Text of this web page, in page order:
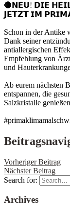
🔴𝗡𝗘𝗨! 𝗗𝗜𝗘
𝗝𝗘𝗧𝗭𝗧 𝗜𝗠
Schon in der Antike
Dank seiner
antiallergischen
Empfehlung von
und
Ab eurem nächsten
entspannen, die
Salzkristalle
Vorheriger Beitrag
Nächster Beitrag
Search for:
Archives